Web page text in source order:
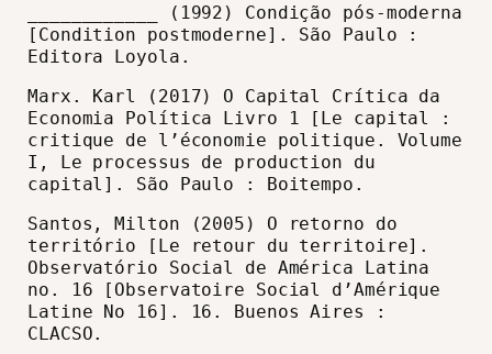
____________ (1992) Condição pós-moderna
[Condition postmoderne]. São Paulo :
Editora Loyola.
Marx. Karl (2017) O Capital Crítica da
Economia Política Livro 1 [Le capital :
critique de l’économie politique. Volume
I, Le processus de production du
capital]. São Paulo : Boitempo.
Santos, Milton (2005) O retorno do
território [Le retour du territoire].
Observatório Social de América Latina
no. 16 [Observatoire Social d’Amérique
Latine No 16]. 16. Buenos Aires :
CLACSO.